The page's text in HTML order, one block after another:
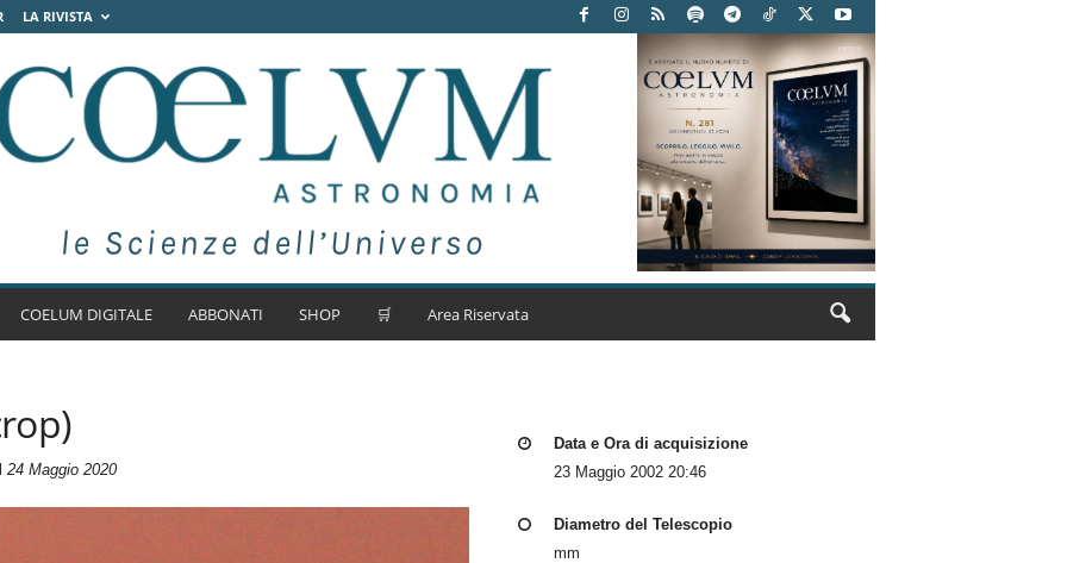
LA RIVISTA
COELUM DIGITALE ABBONATI SHOP 🛒 Area Riservata
24 Maggio 2020
Data e Ora di acquisizione
23 Maggio 2002 20:46
Diametro del Telescopio
mm